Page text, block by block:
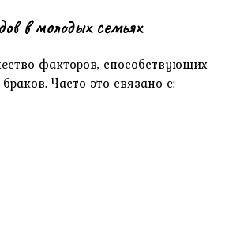
в молодых семьях
факторов, способствующих
Часто это связано с: